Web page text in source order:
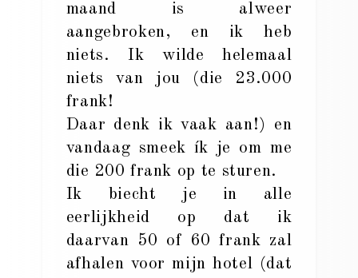
maand is alweer
aangebroken, en ik heb
niets. Ik wilde helemaal
niets van jou (die 23.000
frank!
Daar denk ik vaak aan!) en
vandaag smeek ík je om me
die 200 frank op te sturen.
Ik biecht je in alle
eerlijkheid op dat ik
daarvan 50 of 60 frank zal
afhalen voor mijn hotel (dat